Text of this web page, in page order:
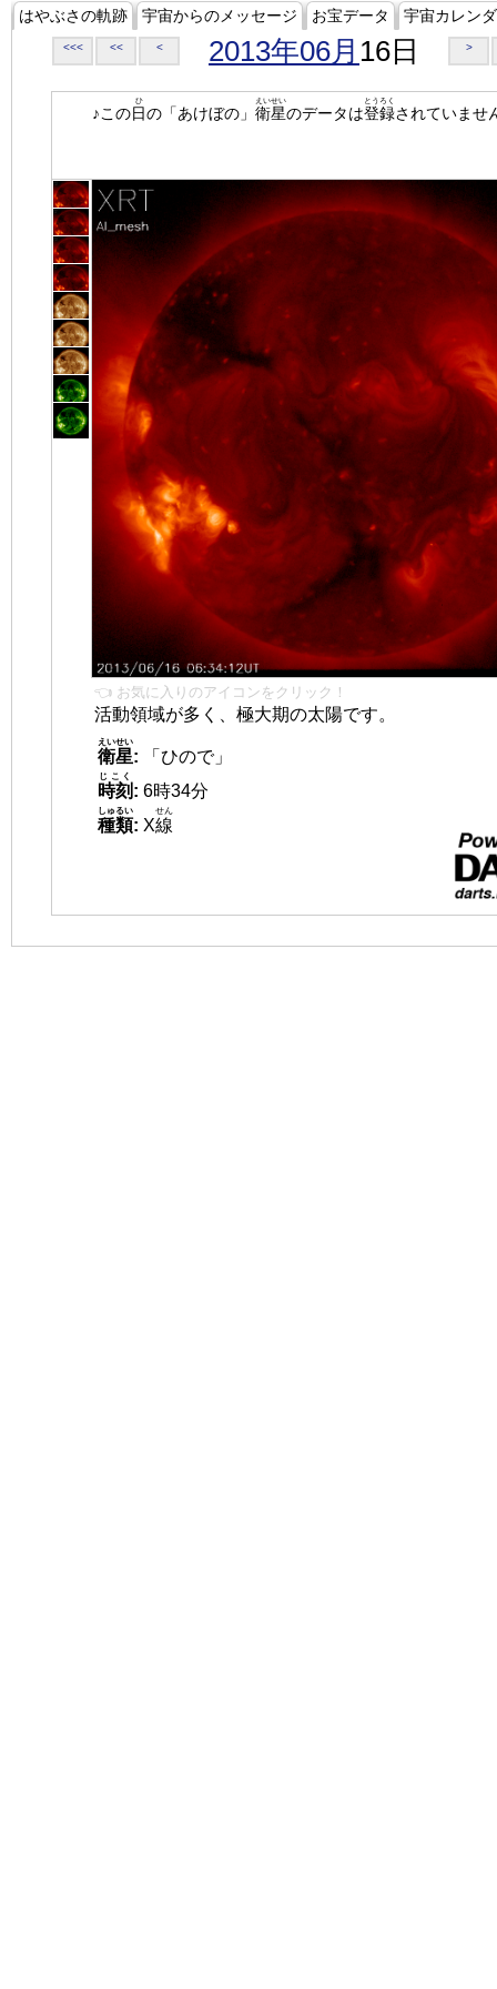
はやぶさの軌跡 宇宙からのメッセージ お宝データ 宇宙カレン
<<< << < 2013年06月 16日 >
♪この日
ひ
の「あけぼの」 衛星
えいせい
のデータは登録
とうろく
されていませ
👈 お気に入りのアイコンをクリック！
活動領域が多く、極大期の太陽です。
衛星
えいせい
:
「ひので」
時刻
じこく
: 6時34分
種類
しゅるい
: X線
せん